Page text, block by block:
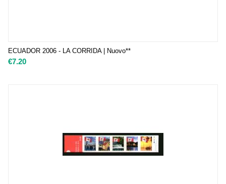
ECUADOR 2006 - LA CORRIDA | Nuovo**
€7.20